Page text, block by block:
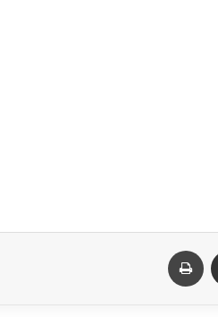
مشاركة عبر البريد